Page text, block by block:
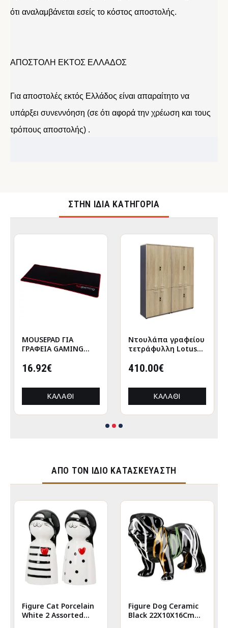
ότι αναλαμβάνεται εσείς το κόστος αποστολής.
ΑΠΟΣΤΟΛΗ ΕΚΤΟΣ ΕΛΛΑΔΟΣ
Για αποστολές εκτός Ελλάδος είναι απαραίτητο να
υπάρξει συνεννόηση (σε ότι αφορά την χρέωση και τους
τρόπους αποστολής) .
ΣΤΉΝ ΊΔΙΑ ΚΑΤΗΓΟΡΊΑ
MOUSEPAD ΓΙΑ
ΓΡΑΦΕΙΑ GAMING
ΜΑΥΡΟ ΧΡΩΜΑ
16.92€
ΚΑΛΆΘΙ
Nτουλάπα γραφείου
τετράφυλλη Lotus
ανθρακί
410.00€
ΚΑΛΆΘΙ
ΑΠΌ ΤΟΝ ΊΔΙΟ ΚΑΤΑΣΚΕΥΑΣΤΉ
Figure Cat Porcelain
White 2 Assorted
Figure Dog Ceramic
Black 22X10X16Cm